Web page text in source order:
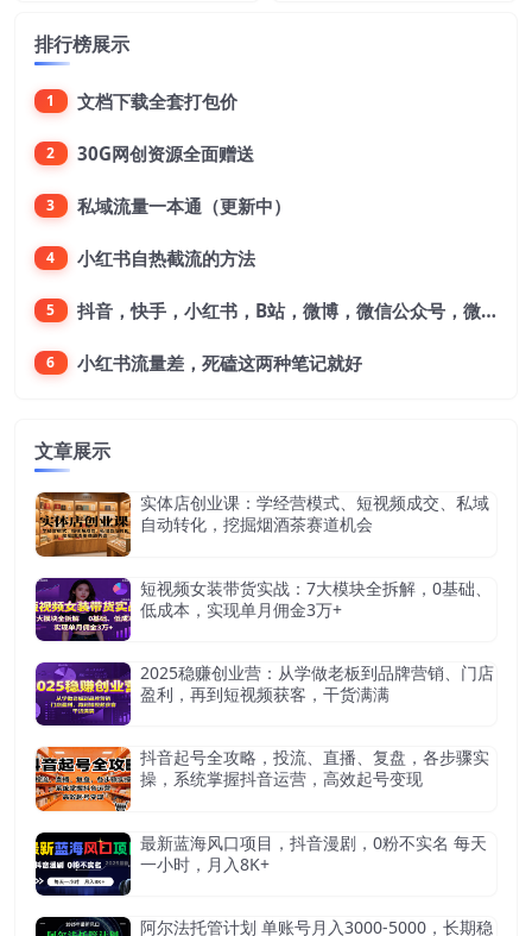
排行榜展示
1 文档下载全套打包价
2 30G网创资源全面赠送
3 私域流量一本通（更新中）
4 小红书自热截流的方法
5 抖音，快手，小红书，B站，微博，微信公众号，微信视频号。每一个平台，都是不一样的机会，对应不一样的赚钱思路
6 小红书流量差，死磕这两种笔记就好
文章展示
实体店创业课：学经营模式、短视频成交、私域
自动转化，挖掘烟酒茶赛道机会
短视频女装带货实战：7大模块全拆解，0基础、
低成本，实现单月佣金3万+
2025稳赚创业营：从学做老板到品牌营销、门店
盈利，再到短视频获客，干货满满
抖音起号全攻略，投流、直播、复盘，各步骤实
操，系统掌握抖音运营，高效起号变现
最新蓝海风口项目，抖音漫剧，0粉不实名 每天
一小时，月入8K+
阿尔法托管计划 单账号月入3000-5000，长期稳